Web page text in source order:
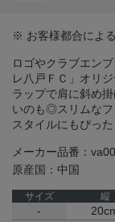
※ お客様都合によ
ロゴやクラブエン
レ八戸ＦＣ」オリ
ラップで肩に斜め
いのも◎スリムなフ
スタイルにもぴっ
メーカー品番：
原産国：中国
サイズ 縦
-